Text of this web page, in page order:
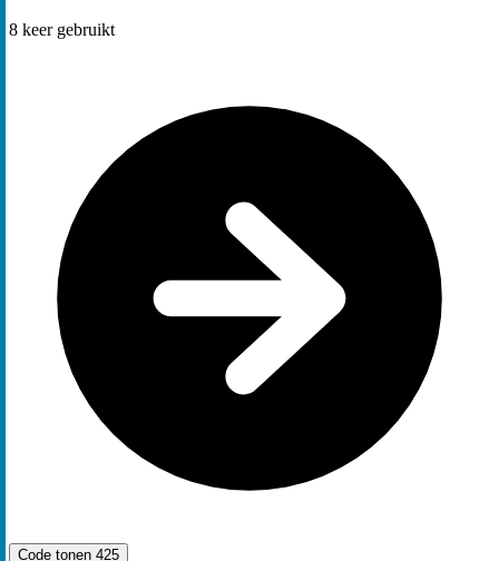
8 keer gebruikt
Code tonen 425